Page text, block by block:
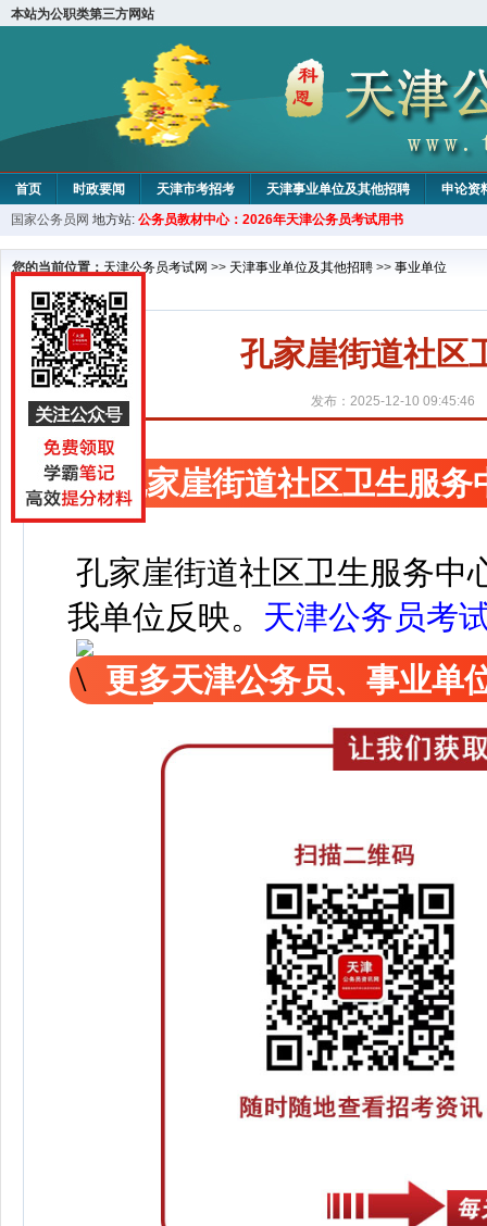
本站为公职类第三方网站
首页 时政要闻 天津市考招考 天津事业单位及其他招聘 申论资
教材中心
国家公务员网 地方站: 公务员教材中心：2026年天津公务员考试用书
您的当前位置： 天津公务员考试网 >> 天津事业单位及其他招聘 >> 事业单位
孔家崖街道社区
发布：2025-12-10 09:45:46
孔家崖街道社区卫生服务
孔家崖街道社区卫生服务中
我单位反映。 天津公务员考
更多天津公务员、事业单